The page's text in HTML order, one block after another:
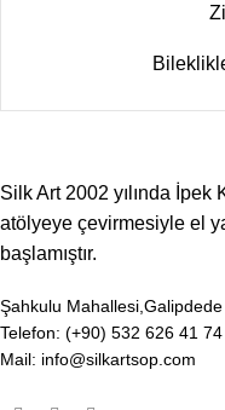
Silk Art 2002 yılında İpek
atölyeye çevirmesiyle el
başlamıştır.
Şahkulu
Telefon: (+90) 532 626 41 74
Mail: info@silkartsop.com